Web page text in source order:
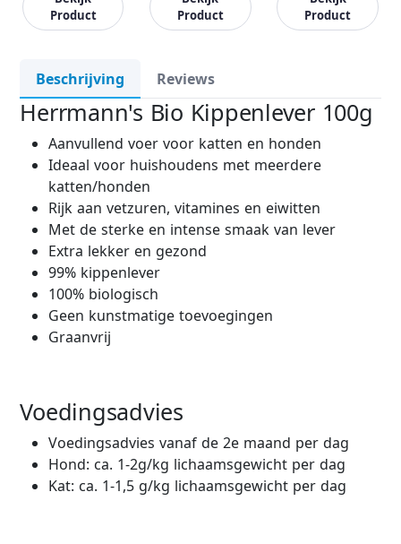
Product
Product
Product
Beschrijving Reviews
Herrmann's Bio Kippenlever 100g
Aanvullend voer voor katten en honden
Ideaal voor huishoudens met meerdere
katten/honden
Rijk aan vetzuren, vitamines en eiwitten
Met de sterke en intense smaak van lever
Extra lekker en gezond
99% kippenlever
100% biologisch
Geen kunstmatige toevoegingen
Graanvrij
Voedingsadvies
Voedingsadvies vanaf de 2e maand per dag
Hond: ca. 1-2g/kg lichaamsgewicht per dag
Kat: ca. 1-1,5 g/kg lichaamsgewicht per dag